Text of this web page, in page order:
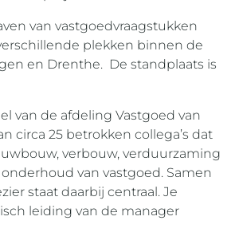
van vastgoedvraagstukken
plekken binnen de
en Drenthe. De standplaats is
van de afdeling Vastgoed van
circa 25 betrokken collega’s dat
verbouw, verduurzaming
van vastgoed. Samen
staat daarbij centraal. Je
leiding van de manager